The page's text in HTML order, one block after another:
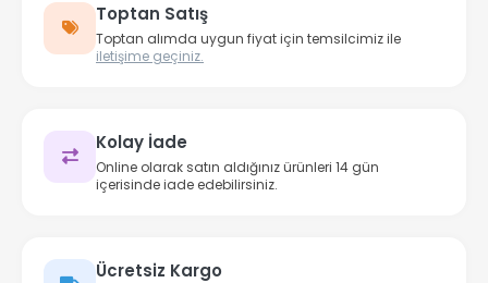
Toptan Satış
Toptan alımda uygun fiyat için temsilcimiz ile
iletişime geçiniz.
Kolay İade
Online olarak satın aldığınız ürünleri 14 gün
içerisinde iade edebilirsiniz.
Ücretsiz Kargo